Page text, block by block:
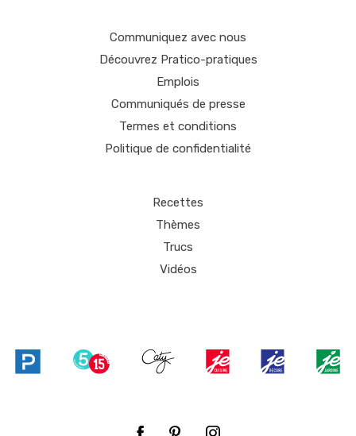
Communiquez avec nous
Découvrez Pratico-pratiques
Emplois
Communiqués de presse
Termes et conditions
Politique de confidentialité
Recettes
Thèmes
Trucs
Vidéos